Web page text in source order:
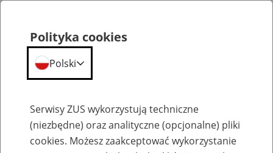
Szkolenia
Polityka cookies
Polski
Serwisy ZUS wykorzystują techniczne
(niezbędne) oraz analityczne (opcjonalne) pliki
cookies. Możesz zaakceptować wykorzystanie